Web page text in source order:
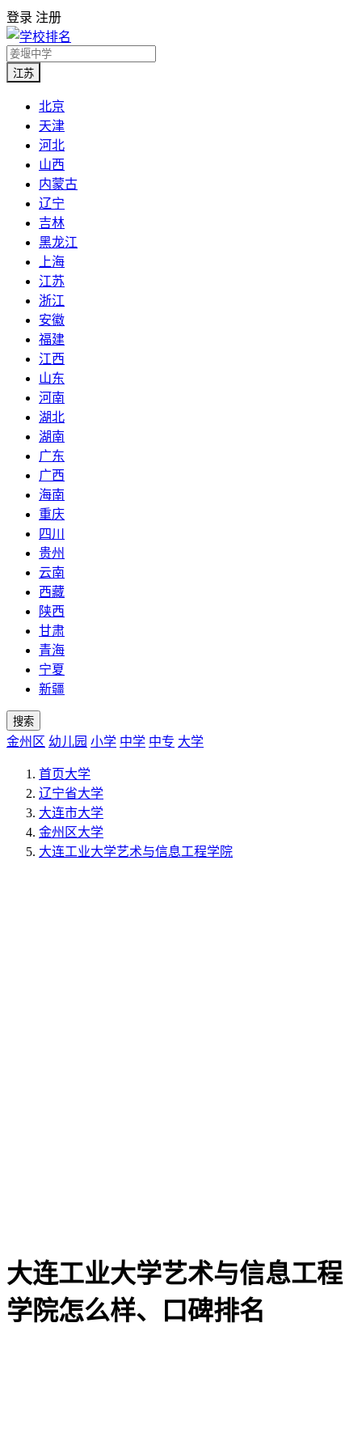
登录 注册
江苏
北京
天津
河北
山西
内蒙古
辽宁
吉林
黑龙江
上海
江苏
浙江
安徽
福建
江西
山东
河南
湖北
湖南
广东
广西
海南
重庆
四川
贵州
云南
西藏
陕西
甘肃
青海
宁夏
新疆
搜索
金州区 幼儿园 小学 中学 中专 大学
首页大学
辽宁省大学
大连市大学
金州区大学
大连工业大学艺术与信息工程学院
大连工业大学艺术与信息工程
学院怎么样、口碑排名